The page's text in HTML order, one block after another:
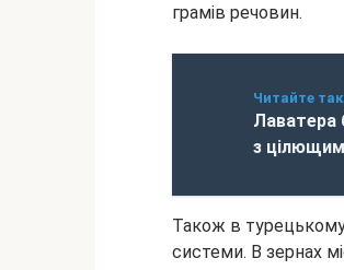
грамів речовин.
Читайте
Лаватера
з
Також в турецькому
системи. В зернах